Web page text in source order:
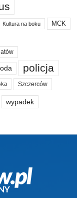
Kultura na boku MCK
policja
Szczerców
wypadek